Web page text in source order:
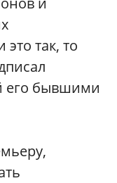
так, то
его бывшими